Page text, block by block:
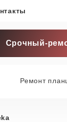
Срочный-
Ремонт